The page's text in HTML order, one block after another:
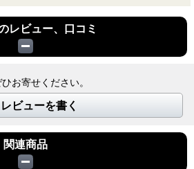
レビュー、口コミ
お寄せください。
レビューを書く
関連商品